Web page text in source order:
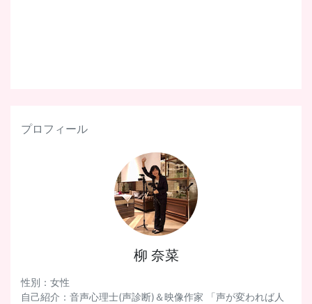
プロフィール
柳 奈菜
性別：女性
自己紹介：音声心理士(声診断)＆映像作家 「声が変われば人